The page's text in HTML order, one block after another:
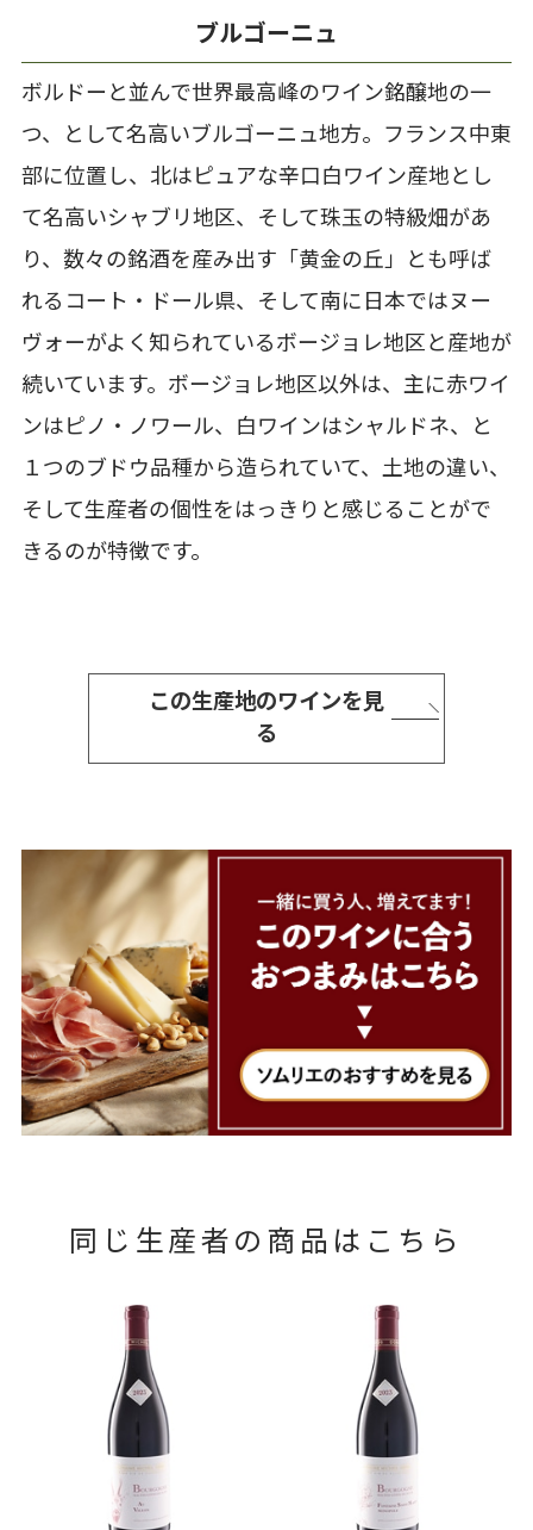
ブルゴーニュ
ボルドーと並んで世界最高峰のワイン銘醸地の一
つ、として名高いブルゴーニュ地方。フランス中東
部に位置し、北はピュアな辛口白ワイン産地とし
て名高いシャブリ地区、そして珠玉の特級畑があ
り、数々の銘酒を産み出す「黄金の丘」とも呼ば
れるコート・ドール県、そして南に日本ではヌー
ヴォーがよく知られているボージョレ地区と産地が
続いています。ボージョレ地区以外は、主に赤ワイ
ンはピノ・ノワール、白ワインはシャルドネ、と
１つのブドウ品種から造られていて、土地の違い、
そして生産者の個性をはっきりと感じることがで
きるのが特徴です。
この生産地のワインを見
る
同じ生産者の商品はこちら